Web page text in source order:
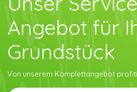
Angebot für
Grundstück
Von unserem Komplettangebot